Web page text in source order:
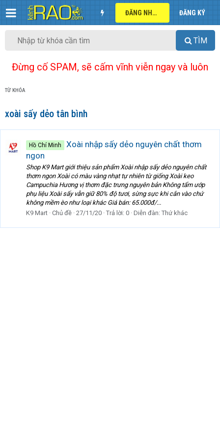
ĐĂNG NHẬP ĐĂNG KÝ
TÌM
Đừng cố SPAM, sẽ cấm vĩnh viễn ngay và luôn
TỪ KHÓA
xoài sấy dẻo tân bình
Hồ Chí Minh
Xoài nhập sấy dẻo nguyên chất thơm
ngon
Shop K9 Mart giới thiệu sản phẩm Xoài nhập sấy dẻo nguyên chất
thơm ngon Xoài có màu vàng nhạt tự nhiên từ giống Xoài keo
Campuchia Hương vị thơm đặc trưng nguyên bản Không tẩm ướp
phụ liệu Xoài sấy vẫn giữ 80% độ tươi, sừng sực khi cắn vào chứ
không mềm èo như loại khác Giá bán: 65.000đ/...
K9 Mart Chủ đề 27/11/20 Trả lời: 0 Diễn đàn: Thứ khác